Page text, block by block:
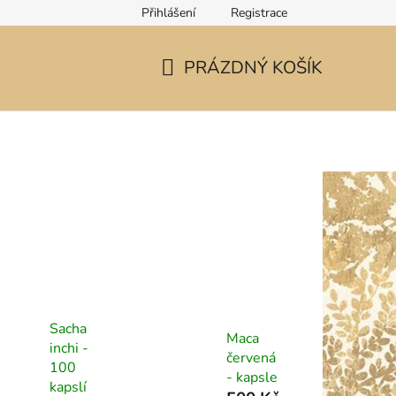
Přihlášení Registrace
PRÁZDNÝ KOŠÍK
Sacha
inchi -
100
kapslí
Maca
červená
- kapsle